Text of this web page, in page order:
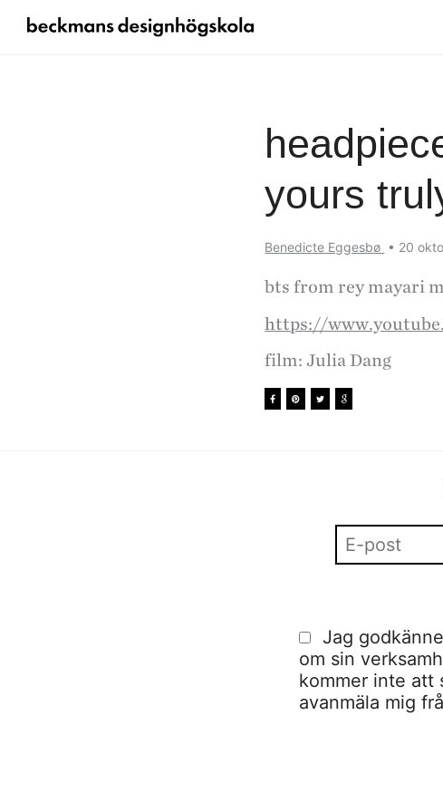
yours
Benedicte Eggesbø • 20
bts from rey mayari
https://
film: Julia Dang
Jag
om sin
kommer inte att
avanmäla mig